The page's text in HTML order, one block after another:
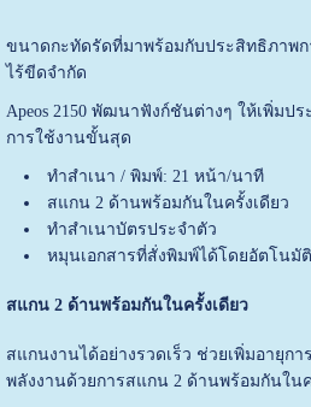
ขนาดกะทัดรัดที่มาพร้อมกับประสิทธิภาพก
ไร้ขีดจำกัด
Apeos 2150 พัฒนาฟังก์ชันต่างๆ ให้เพิ่มป
การใช้งานขั้นสุด
ทำสำเนา / พิมพ์: 21 หน้า/นาที
สแกน 2 ด้านพร้อมกันในครั้งเดียว
ทำสำเนาบัตรประจำตัว
หมุนเอกสารที่สั่งพิมพ์ได้โดยอัตโนมัติ
สแกน 2 ด้านพร้อมกันในครั้งเดียว
สแกนงานได้อย่างรวดเร็ว ช่วยเพิ่มอายุก
พลังงานด้วยการสแกน 2 ด้านพร้อมกันในค